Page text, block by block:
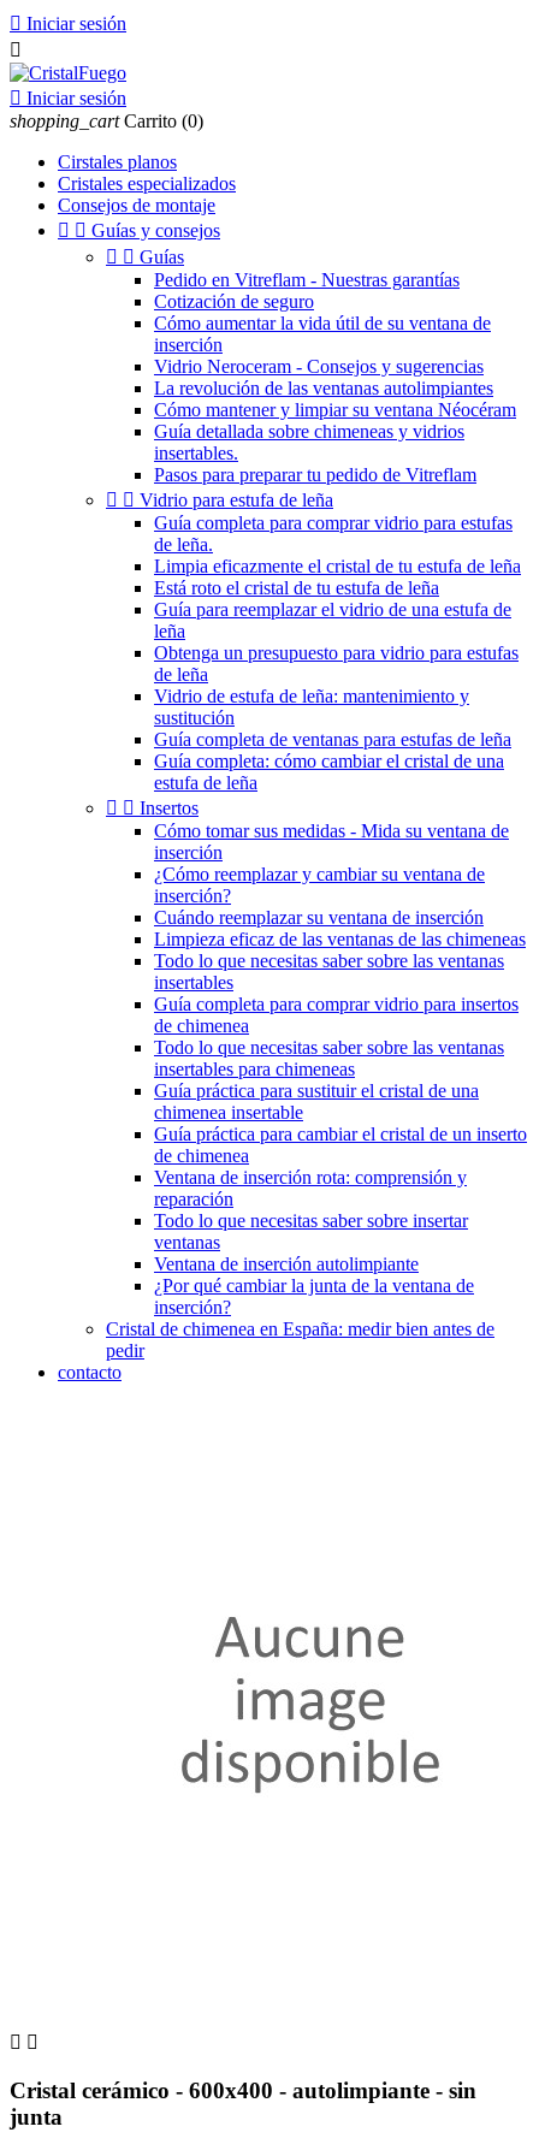
 Iniciar sesión

 Iniciar sesión
shopping_cart Carrito (0)
Cirstales planos
Cristales especializados
Consejos de montaje
  Guías y consejos
  Guías
Pedido en Vitreflam - Nuestras garantías
Cotización de seguro
Cómo aumentar la vida útil de su ventana de
inserción
Vidrio Neroceram - Consejos y sugerencias
La revolución de las ventanas autolimpiantes
Cómo mantener y limpiar su ventana Néocéram
Guía detallada sobre chimeneas y vidrios
insertables.
Pasos para preparar tu pedido de Vitreflam
  Vidrio para estufa de leña
Guía completa para comprar vidrio para estufas
de leña.
Limpia eficazmente el cristal de tu estufa de leña
Está roto el cristal de tu estufa de leña
Guía para reemplazar el vidrio de una estufa de
leña
Obtenga un presupuesto para vidrio para estufas
de leña
Vidrio de estufa de leña: mantenimiento y
sustitución
Guía completa de ventanas para estufas de leña
Guía completa: cómo cambiar el cristal de una
estufa de leña
  Insertos
Cómo tomar sus medidas - Mida su ventana de
inserción
¿Cómo reemplazar y cambiar su ventana de
inserción?
Cuándo reemplazar su ventana de inserción
Limpieza eficaz de las ventanas de las chimeneas
Todo lo que necesitas saber sobre las ventanas
insertables
Guía completa para comprar vidrio para insertos
de chimenea
Todo lo que necesitas saber sobre las ventanas
insertables para chimeneas
Guía práctica para sustituir el cristal de una
chimenea insertable
Guía práctica para cambiar el cristal de un inserto
de chimenea
Ventana de inserción rota: comprensión y
reparación
Todo lo que necesitas saber sobre insertar
ventanas
Ventana de inserción autolimpiante
¿Por qué cambiar la junta de la ventana de
inserción?
Cristal de chimenea en España: medir bien antes de
pedir
contacto
 
Cristal cerámico - 600x400 - autolimpiante - sin
junta